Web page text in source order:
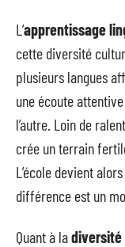
L’apprentissage
cette diversité
plusieurs langues
une écoute
l’autre. Loin de
crée un terrain
L’école devient
différence est un
Quant à la